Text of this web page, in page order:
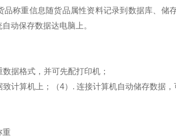
称重信息随货品属性资料记录到数据库、储
动保存数据达电脑上。
据格式，并可先配打印机；
计算机上； （4）. 连接计算机自动储存数据，
重